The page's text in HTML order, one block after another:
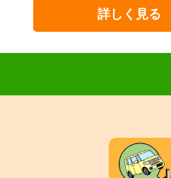
詳しく見る